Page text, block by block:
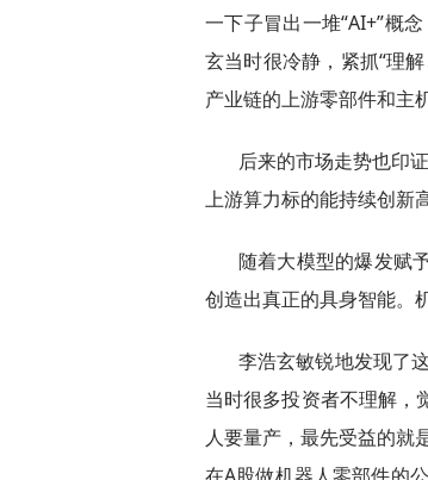
一下子冒出一堆“AI+”概
玄当时很冷静，紧抓“理
产业链的上游零部件和主
后来的市场走势也印
上游算力标的能持续创新
随着大模型的爆发赋
创造出真正的具身智能。
李浩玄敏锐地发现了
当时很多投资者不理解，
人要量产，最先受益的就